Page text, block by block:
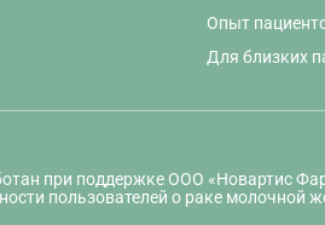
Опыт
Для близких
при поддержке ООО «Новартис
пользователей о раке молочной